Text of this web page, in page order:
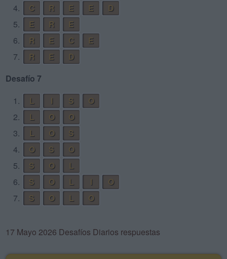
4.
C R E E
D
5.
E R
E
6.
R E C
E
7.
R E
D
Desafío 7
1.
L S
O
2.
L O
O
3.
L O
S
4.
O S
O
5.
S O
L
6.
S O L
O
7.
S O L O
17 Mayo 2026 Desafíos Diarios respuestas